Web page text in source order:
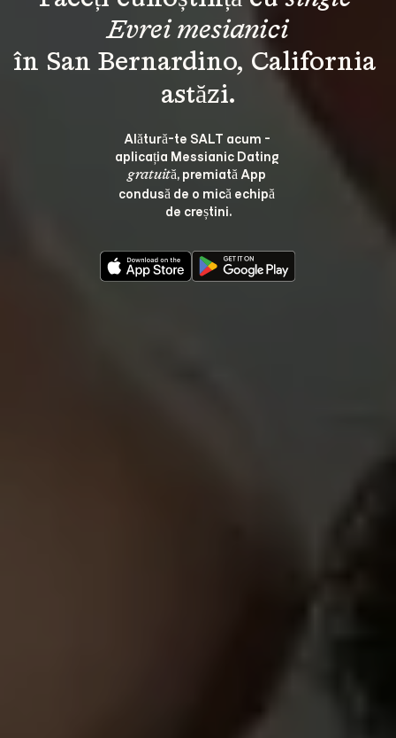
Evrei mesianici
în San Bernardino, California
Alătură-te SALT acum -
aplicația Messianic Dating
gratuită, premiată App
condusă de o mică echipă
de creștini.